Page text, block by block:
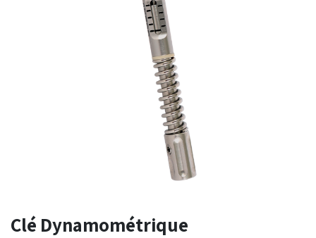
Clé Dynamométrique